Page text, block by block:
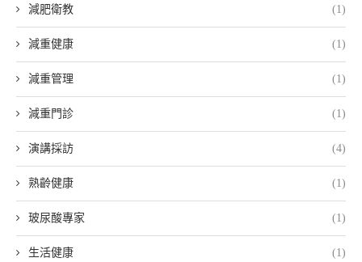
減肥衛教 (1)
減重健康 (1)
減重管理 (1)
減重門診 (1)
演講採訪 (4)
熟齡健康 (1)
玻尿酸專家 (1)
生活健康 (1)